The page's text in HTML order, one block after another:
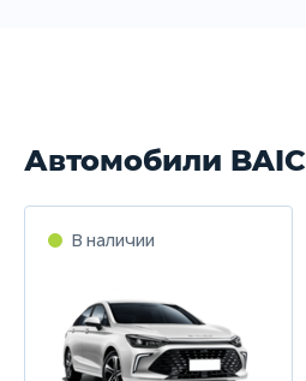
Автомобили BAIC
В наличии